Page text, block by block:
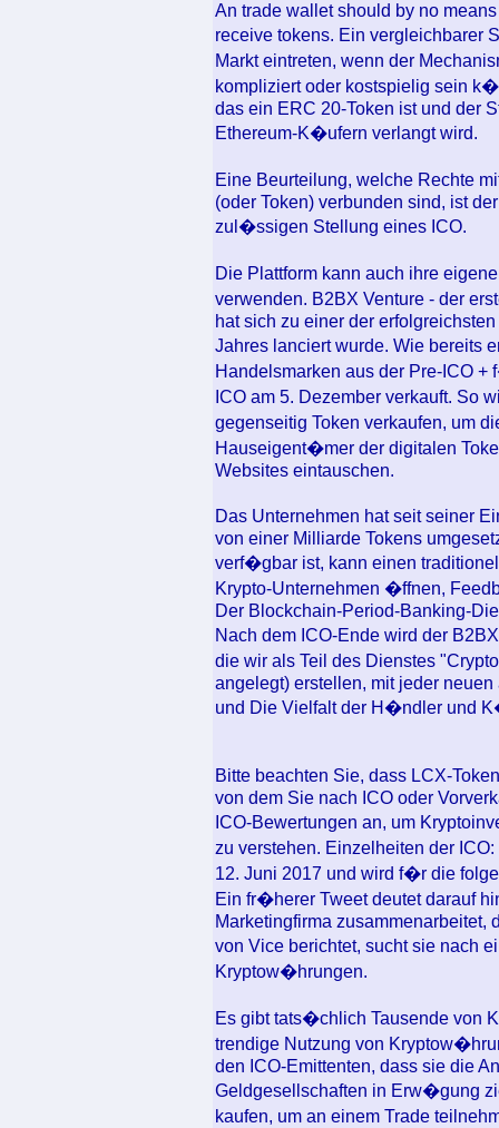
An trade wallet should by no
receive tokens. Ein vergleichbarer
Markt eintreten, wenn der
kompliziert oder kostspielig sein
das ein ERC 20-Token ist und der
Ethereum-K�ufern verlangt wird.
Eine Beurteilung, welche Rechte
(oder Token) verbunden sind, ist
zul�ssigen Stellung eines ICO.
Die Plattform kann auch ihre
verwenden. B2BX Venture - der
hat sich zu einer der
Jahres lanciert wurde. Wie
Handelsmarken aus der Pre-ICO
ICO am 5. Dezember verkauft. So
gegenseitig Token verkaufen, um
Hauseigent�mer der digitalen
Websites eintauschen.
Das Unternehmen hat seit seiner
von einer Milliarde Tokens
verf�gbar ist, kann einen
Krypto-Unternehmen �ffnen,
Der Blockchain-Period-Banking-
Nach dem ICO-Ende wird der
die wir als Teil des Dienstes
angelegt) erstellen, mit jeder
und Die Vielfalt der H�ndler und
Bitte beachten Sie, dass LCX-
von dem Sie nach ICO oder
ICO-Bewertungen an, um
zu verstehen. Einzelheiten der
12. Juni 2017 und wird f�r die
Ein fr�herer Tweet deutet darauf
Marketingfirma zusammenarbeitet,
von Vice berichtet, sucht sie nach
Kryptow�hrungen.
Es gibt tats�chlich Tausende von
trendige Nutzung von
den ICO-Emittenten, dass sie die
Geldgesellschaften in Erw�gung
kaufen, um an einem Trade